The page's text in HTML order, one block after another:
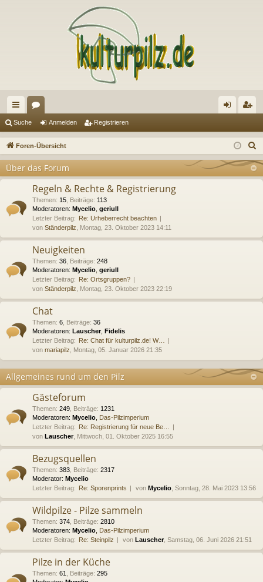
ch
ne
ug
en m
de
ist
re
Suche Anmelden Registrieren
Foren-Übersicht
Über das Forum
Regeln & Rechte & Registrierung
Themen: 15 Beiträge: 113
Moderatoren: Mycelio geriull
Letzter Beitrag: Re: Urheberrecht beachten
von Ständerpilz , Montag, 23. Oktober 2023 14:11
Neuigkeiten
Themen: 36 Beiträge: 248
Moderatoren: Mycelio geriull
Letzter Beitrag: Re: Ortsgruppen?
von Ständerpilz , Montag, 23. Oktober 2023 22:19
Chat
Themen: 6 Beiträge: 36
Moderatoren: Lauscher, Fidelis
Letzter Beitrag: Re: Chat für kulturpilz.de! W…
von mariapilz , Montag, 05. Januar 2026 21:35
Allgemeines rund um den Pilz
Gästeforum
Themen: 249 Beiträge: 1231
Moderatoren: Mycelio Das-Pilzimperium
Letzter Beitrag: Re: Registrierung für neue Be…
von Lauscher, Mittwoch, 01. Oktober 2025 16:55
Bezugsquellen
Themen: 383 Beiträge: 2317
Moderator: Mycelio
Letzter Beitrag: Re: Sporenprints von Mycelio , Sonntag, 28. Mai 2023 13:56
Wildpilze - Pilze sammeln
Themen: 374 Beiträge: 2810
Moderatoren: Mycelio Das-Pilzimperium
Letzter Beitrag: Re: Steinpilz von Lauscher, Samstag, 06. Juni 2026 21:51
Pilze in der Küche
Themen: 61 Beiträge: 295